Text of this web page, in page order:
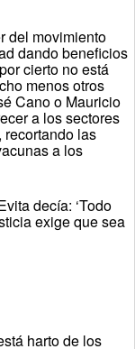
del movimiento
dando beneficios
cierto no está
menos otros
Cano o Mauricio
a los sectores
las
a los
decía: ‘Todo
exige que sea
harto de los